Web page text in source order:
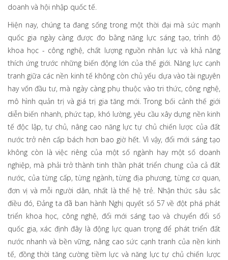
doanh và hội nhập quốc tế.
Hiện nay, chúng ta đang sống trong một thời đại mà sức mạnh
quốc gia ngày càng được đo bằng năng lực sáng tạo, trình độ
khoa học - công nghệ, chất lượng nguồn nhân lực và khả năng
thích ứng trước những biến động lớn của thế giới. Năng lực cạnh
tranh giữa các nền kinh tế không còn chủ yếu dựa vào tài nguyên
hay vốn đầu tư, mà ngày càng phụ thuộc vào tri thức, công nghệ,
mô hình quản trị và giá trị gia tăng mới. Trong bối cảnh thế giới
diễn biến nhanh, phức tạp, khó lường, yêu cầu xây dựng nền kinh
tế độc lập, tự chủ, nâng cao năng lực tự chủ chiến lược của đất
nước trở nên cấp bách hơn bao giờ hết. Vì vậy, đổi mới sáng tạo
không còn là việc riêng của một số ngành hay một số doanh
nghiệp, mà phải trở thành tinh thần phát triển chung của cả đất
nước, của từng cấp, từng ngành, từng địa phương, từng cơ quan,
đơn vị và mỗi người dân, nhất là thế hệ trẻ. Nhận thức sâu sắc
điều đó, Đảng ta đã ban hành Nghị quyết số 57 về đột phá phát
triển khoa học, công nghệ, đổi mới sáng tạo và chuyển đổi số
quốc gia, xác định đây là động lực quan trọng để phát triển đất
nước nhanh và bền vững, nâng cao sức cạnh tranh của nền kinh
tế, đồng thời tăng cường tiềm lực và năng lực tự chủ chiến lược